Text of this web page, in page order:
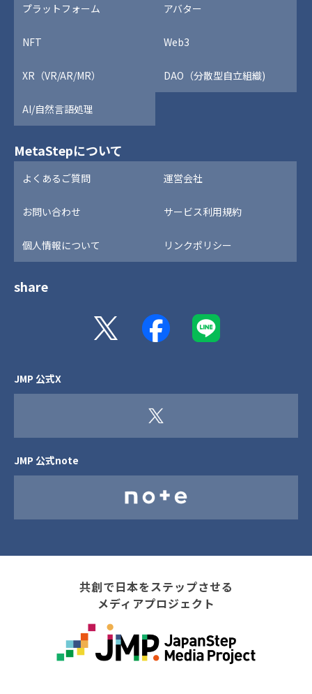
プラットフォーム アバター
NFT Web3
XR（VR/AR/MR） DAO（分散型自立組織)
AI/自然言語処理
MetaStepについて
よくあるご質問 運営会社
お問い合わせ サービス利用規約
個人情報について リンクポリシー
share
JMP 公式X
JMP 公式note
共創で日本をステップさせる
メディアプロジェクト